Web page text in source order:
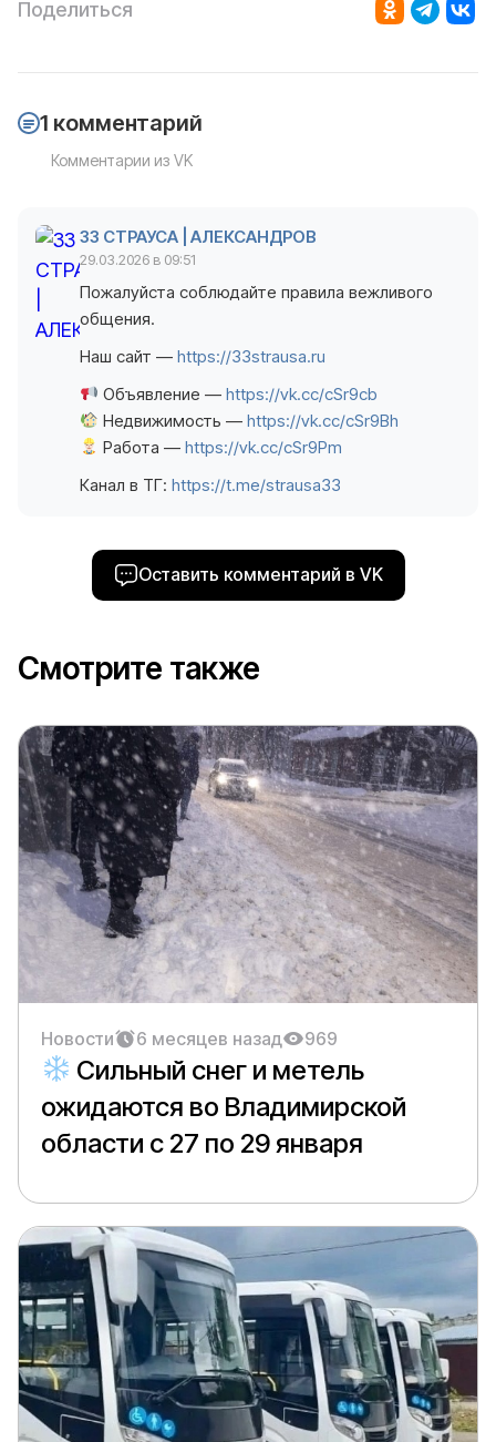
Поделиться
1 комментарий
Комментарии из VK
33 СТРАУСА | АЛЕКСАНДРОВ
29.03.2026 в 09:51
Пожалуйста соблюдайте правила вежливого
общения.
Наш сайт — https://33strausa.ru
Объявление —https://vk.cc/cSr9cb
Недвижимость —https://vk.cc/cSr9Bh
Работа —https://vk.cc/cSr9Pm
Канал в ТГ: https://t.me/strausa33
Оставить комментарий в VK
Смотрите также
Новости 6 месяцев назад 969
Сильный снег и метель
ожидаются во Владимирской
области с 27 по 29 января